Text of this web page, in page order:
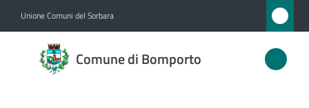
Unione Comuni del Sorbara
Comune di Bomporto
Comune
di